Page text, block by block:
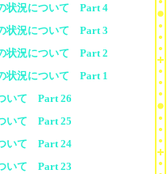
状況について Part 4
状況について Part 3
状況について Part 2
状況について Part 1
いて Part 26
いて Part 25
いて Part 24
いて Part 23